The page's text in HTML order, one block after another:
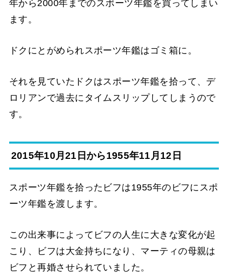
年から2000年までのスポーツ年鑑を買ってしまい
ます。
ドクにとがめられスポーツ年鑑はゴミ箱に。
それを見ていたドクはスポーツ年鑑を拾って、デ
ロリアンで過去にタイムスリップしてしまうので
す。
2015年10月21日から1955年11月12日
スポーツ年鑑を拾ったビフは1955年のビフにスポ
ーツ年鑑を渡します。
この出来事によってビフの人生に大きな変化が起
こり、ビフは大金持ちになり、マーティの母親は
ビフと再婚させられていました。